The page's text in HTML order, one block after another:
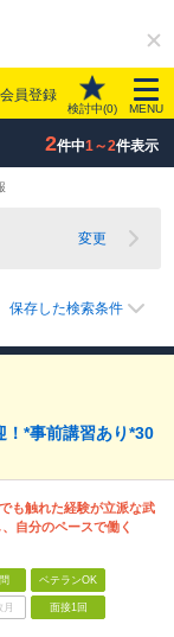
会員登録
検討中(0) MENU
2件中1～2件表示
変更
保存した検索条件
*事前講習あり*30
も触れた経験が立派な武
自分のペースで働く
ベテランOK
面接1回